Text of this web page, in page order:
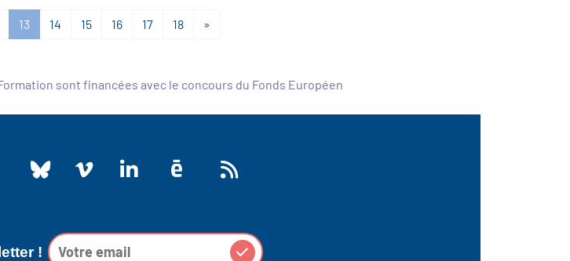
13 14 15 16 17 18 »
sont financées avec le concours du Fonds Européen
!